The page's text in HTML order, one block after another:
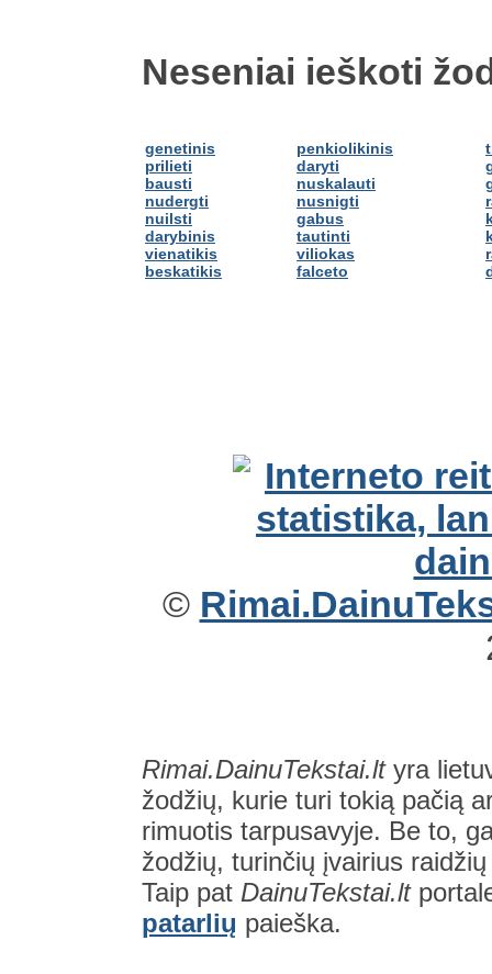
Neseniai ieškoti
genetinis
prilieti
bausti
nudergti
nuilsti
darybinis
vienatikis
beskatikis
penkiolikinis
daryti
nuskalauti
nusnigti
gabus
tautinti
viliokas
falceto
©
Rimai.DainuTekstai.ltyra
žodžių, kurie turi tokią pačią
rimuotis tarpusavyje. Be to,
žodžių, turinčių įvairius
Taip pat DainuTekstai.lt
patarlių paieška.